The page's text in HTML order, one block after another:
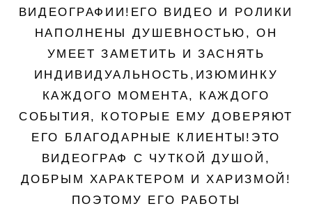
ВИДЕОГРАФИИ!ЕГО ВИДЕО И РОЛИКИ
НАПОЛНЕНЫ ДУШЕВНОСТЬЮ, ОН
УМЕЕТ ЗАМЕТИТЬ И ЗАСНЯТЬ
ИНДИВИДУАЛЬНОСТЬ,ИЗЮМИНКУ
КАЖДОГО МОМЕНТА, КАЖДОГО
СОБЫТИЯ, КОТОРЫЕ ЕМУ ДОВЕРЯЮТ
ЕГО БЛАГОДАРНЫЕ КЛИЕНТЫ!ЭТО
ВИДЕОГРАФ С ЧУТКОЙ ДУШОЙ,
ДОБРЫМ ХАРАКТЕРОМ И ХАРИЗМОЙ!
ПОЭТОМУ ЕГО РАБОТЫ